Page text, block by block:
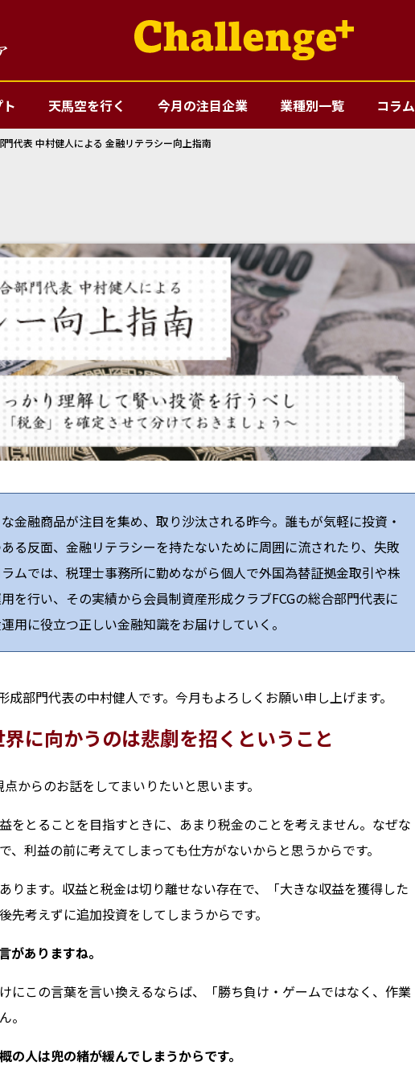
天馬空を行く 今月の注目企業 業種別一覧 コラム
代表 中村健人による 金融リテラシー向上指南
金融商品が注目を集め、取り沙汰される昨今。誰もが気軽に投資・
る反面、金融リテラシーを持たないために周囲に流されたり、失敗
ムでは、税理士事務所に勤めながら個人で外国為替証拠金取引や株
を行い、その実績から会員制資産形成クラブFCGの総合部門代表に
用に役立つ正しい金融知識をお届けしていく。
部門代表の中村健人です。今月もよろしくお願い申し上げます。
に向かうのは悲劇を招くということ
からのお話をしてまいりたいと思います。
をとることを目指すときに、あまり税金のことを考えません。なぜな
利益の前に考えてしまっても仕方がないからと思うからです。
ります。収益と税金は切り離せない存在で、「大きな収益を獲得した
考えずに追加投資をしてしまうからです。
がありますね。
にこの言葉を言い換えるならば、「勝ち負け・ゲームではなく、作業
。
人は兜の緒が緩んでしまうからです。